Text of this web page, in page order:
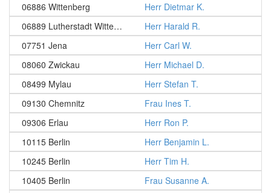
06886 Wittenberg
Herr Dietmar K.
06889 Lutherstadt Wittenberg
Herr Harald R.
07751 Jena
Herr Carl W.
08060 Zwickau
Herr Michael D.
08499 Mylau
Herr Stefan T.
09130 Chemnitz
Frau Ines T.
09306 Erlau
Herr Ron P.
10115 Berlin
Herr Benjamin L.
10245 Berlin
Herr Tim H.
10405 Berlin
Frau Susanne A.